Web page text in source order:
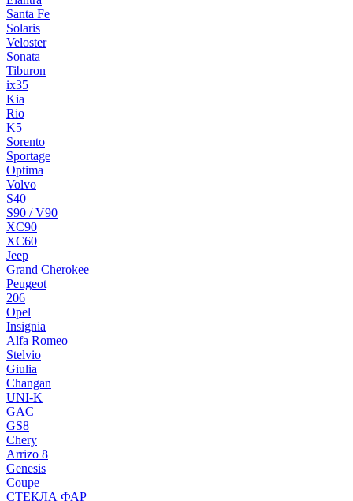
Santa Fe
Solaris
Veloster
Sonata
Tiburon
ix35
Kia
Rio
K5
Sorento
Sportage
Optima
Volvo
S40
S90 / V90
XC90
XC60
Jeep
Grand Cherokee
Peugeot
206
Opel
Insignia
Alfa Romeo
Stelvio
Giulia
Changan
UNI-K
GAC
GS8
Chery
Arrizo 8
Genesis
Coupe
СТЕКЛА ФАР